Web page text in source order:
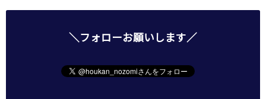
＼フォローお願いします／